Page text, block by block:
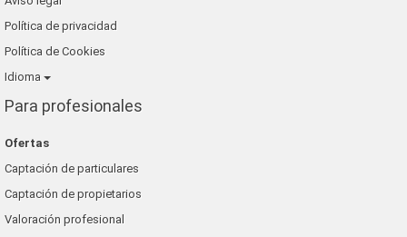
Política de privacidad
Política de Cookies
Idioma
Para profesionales
Ofertas
Captación de particulares
Captación de propietarios
Valoración profesional